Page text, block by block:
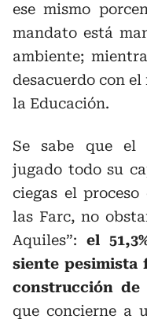
ese mismo
mandato está
ambiente;
desacuerdo con el
la Educación.
Se sabe que el
jugado todo su
ciegas el
las Farc, no
Aquiles”: el
siente pesimista
construcción de
que concierne a